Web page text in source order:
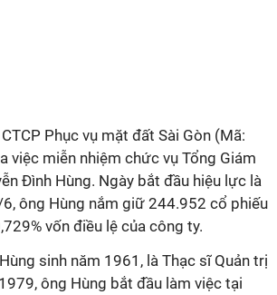
Phục vụ mặt đất Sài Gòn (Mã:
việc miễn nhiệm chức vụ Tổng Giám
Đình Hùng. Ngày bắt đầu hiệu lực là
ông Hùng nắm giữ 244.952 cổ phiếu
vốn điều lệ của công ty.
sinh năm 1961, là Thạc sĩ Quản trị
ông Hùng bắt đầu làm việc tại